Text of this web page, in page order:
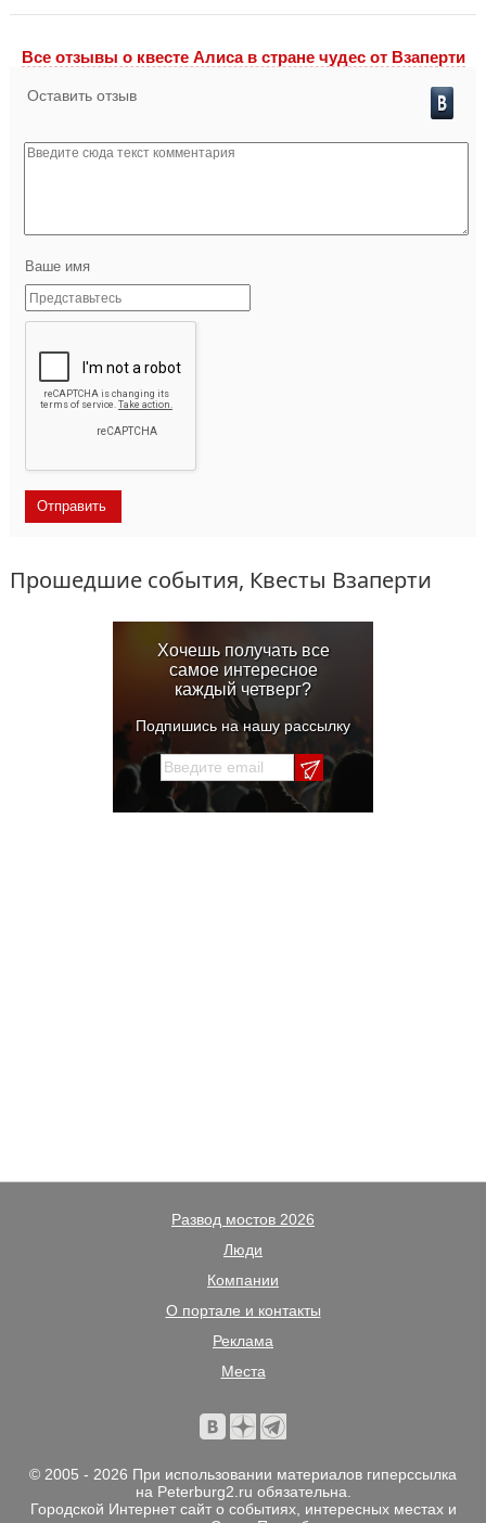
Все отзывы o квесте Алиса в стране чудес от Взаперти
Оставить отзыв
Ваше имя
Прошедшие события, Квесты Взаперти
Хочешь получать все
самое интересное
каждый четверг?
Подпишись на нашу рассылку
Развод мостов 2026
Люди
Компании
О портале и контакты
Реклама
Места
© 2005 - 2026 При использовании материалов гиперссылка
на Peterburg2.ru обязательна.
Городской Интернет сайт о событиях, интересных местах и